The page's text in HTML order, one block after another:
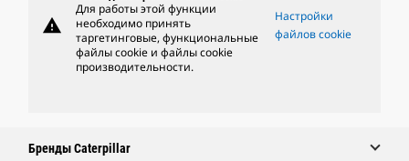
warning
Для работы этой функции
необходимо принять
таргетинговые, функциональные
файлы cookie и файлы cookie
производительности.
Настройки
файлов cookie
Бренды Caterpillar